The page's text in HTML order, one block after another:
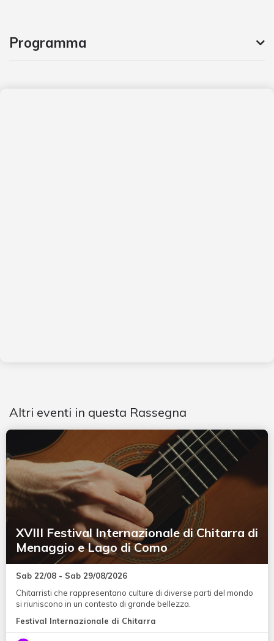
Programma
Altri eventi in questa Rassegna
XVIII Festival Internazionale di Chitarra di
Menaggio e Lago di Como
Sab 22/08 - Sab 29/08/2026
Chitarristi che rappresentano culture di diverse parti del mondo
si riuniscono in un contesto di grande bellezza.
Festival Internazionale di Chitarra